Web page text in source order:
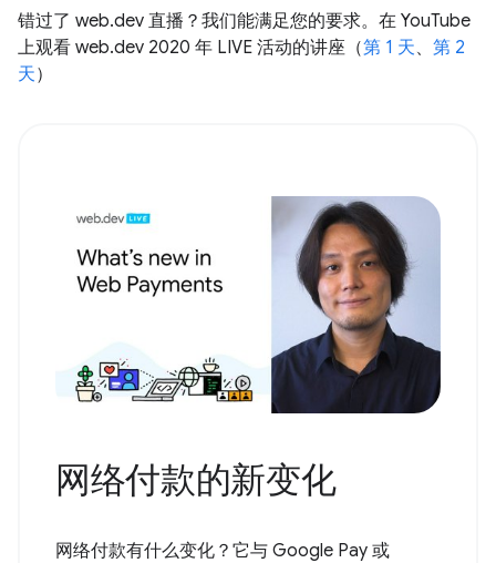
错过了 web.dev 直播？我们能满足您的要求。在 YouTube
上观看 web.dev 2020 年 LIVE 活动的讲座（第 1 天、 第 2
天）
网络付款的新变化
网络付款有什么变化？它与 Google Pay 或